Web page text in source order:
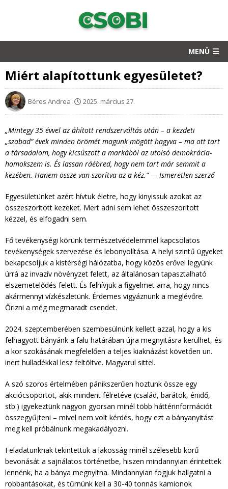
MENÜ
Miért alapítottunk egyesületet?
Béres Andrea 2025. március 27.
„Mintegy 35 évvel az áhított rendszerváltás után – a kezdeti
„szabad” évek minden örömét magunk mögött hagyva – ma ott tart
a társadalom, hogy kicsúszott a markából az utolsó demokrácia-
homokszem is. És lassan ráébred, hogy nem tart már semmit a
kezében. Hanem össze van szorítva az a kéz.” — Ismeretlen szerző
Egyesületünket azért hívtuk életre, hogy kinyissuk azokat az
összeszorított kezeket. Mert adni sem lehet összeszorított
kézzel, és elfogadni sem.
Fő tevékenységi körünk természetvédelemmel kapcsolatos
tevékenységek szervezése és lebonyolítása. A helyi szintű ügyeket
bekapcsoljuk a kistérségi hálózatba, hogy közös erővel legyünk
úrrá az invazív növényzet felett, az általánosan tapasztalható
elszemetelődés felett. És felhívjuk a figyelmet arra, hogy nincs
akármennyi vízkészletünk. Érdemes vigyáznunk a meglévőre.
Őrizni a még megmaradt csendet.
2024. szeptemberében szembesülnünk kellett azzal, hogy a kis
felhagyott bányánk a falu határában újra megnyitásra kerülhet, és
a kor szokásának megfelelően a teljes kiaknázást követően un.
inert hulladékkal lesz feltöltve. Magyarul sittel.
A szó szoros értelmében pánikszerűen hoztunk össze egy
akciócsoportot, akik mindent félretéve (család, barátok, énidő,
stb.) igyekeztünk nagyon gyorsan minél több háttérinformációt
összegyűjteni – mivel nem volt kérdés, hogy ezt a bányanyitást
meg kell próbálnunk megakadályozni.
Feladatunknak tekintettük a lakosság minél szélesebb körű
bevonását a sajnálatos történetbe, hiszen mindannyian érintettek
lennénk, ha a bánya megnyitna. Mindannyian fogjuk hallgatni a
robbantásokat, és tűrnünk kell a 30-40 tonnás kamionok